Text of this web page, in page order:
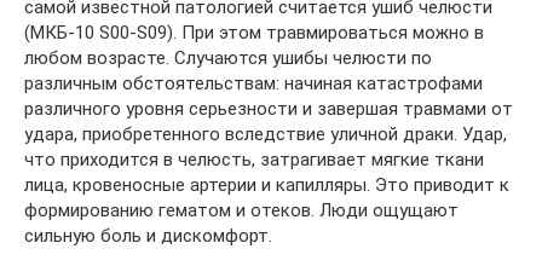
самой известной патологией считается ушиб челюсти
(МКБ-10 S00-S09). При этом травмироваться можно в
любом возрасте. Случаются ушибы челюсти по
различным обстоятельствам: начиная катастрофами
различного уровня серьезности и завершая травмами от
удара, приобретенного вследствие уличной драки. Удар,
что приходится в челюсть, затрагивает мягкие ткани
лица, кровеносные артерии и капилляры. Это приводит к
формированию гематом и отеков. Люди ощущают
сильную боль и дискомфорт.